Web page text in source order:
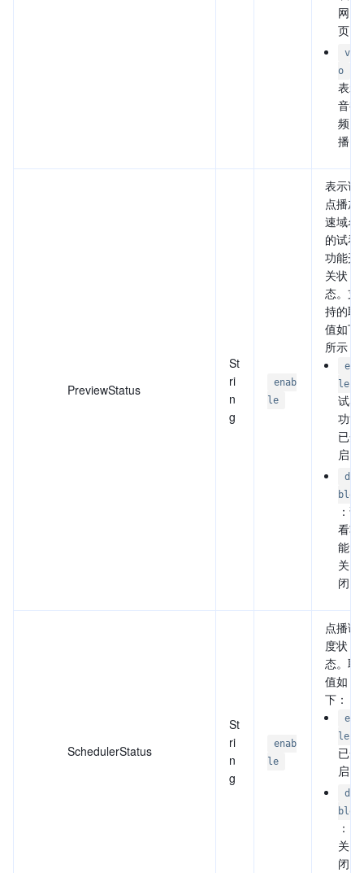
网
页。
o
表示
音视
频点
播。
PreviewStatus
St
ri
n
g
enab
le
表示该
点播加
速域名
的试看
功能开
关状
态。支
持的取
值如下
所示：
le
试看
功能
已开
启；
ble
：试
看功
能已
关
闭。
SchedulerStatus
St
ri
n
g
enab
le
点播调
度状
态。取
值如
下：
le
已开
启。
ble
：已
关
闭。